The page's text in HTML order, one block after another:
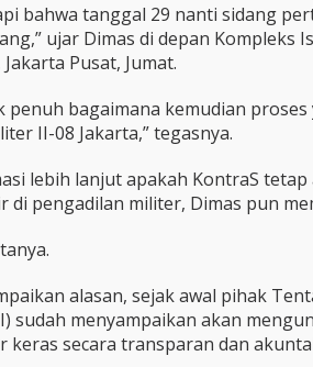
bahwa tanggal 29 nanti sidang
ujar Dimas di depan Kompleks
Pusat, Jumat.
penuh bagaimana kemudian
II-08 Jakarta,” tegasnya.
lebih lanjut apakah KontraS tetap
di pengadilan militer, Dimas pun
alasan, sejak awal pihak
sudah menyampaikan akan
keras secara transparan dan